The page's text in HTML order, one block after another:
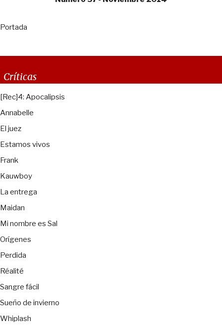
Portada
Críticas
[Rec]4: Apocalipsis
Annabelle
El juez
Estamos vivos
Frank
Kauwboy
La entrega
Maidan
Mi nombre es Sal
Orígenes
Perdida
Réalité
Sangre fácil
Sueño de invierno
Whiplash